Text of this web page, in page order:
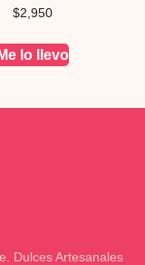
$2,950
Me lo llevo
Dulces Artesanales